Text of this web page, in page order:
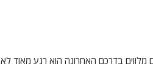
בדרכם האחרונה הוא רגע מאוד לא